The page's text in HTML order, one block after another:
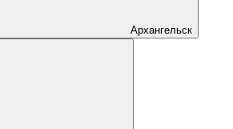
Архангельск